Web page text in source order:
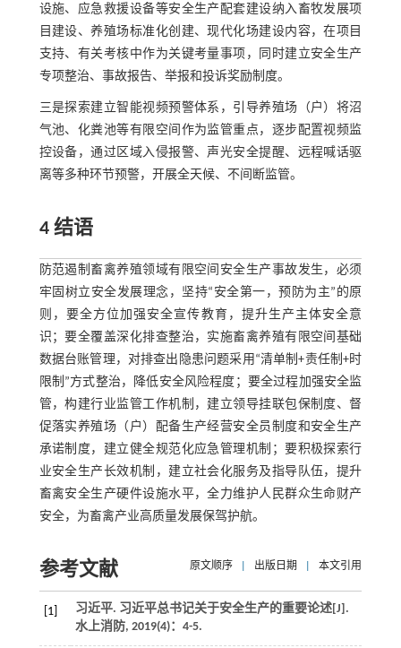
设施、应急救援设备等安全生产配套建设纳入畜牧发展项
目建设、养殖场标准化创建、现代化场建设内容，在项目
支持、有关考核中作为关键考量事项，同时建立安全生产
专项整治、事故报告、举报和投诉奖励制度。
三是探索建立智能视频预警体系，引导养殖场（户）将沼
气池、化粪池等有限空间作为监管重点，逐步配置视频监
控设备，通过区域入侵报警、声光安全提醒、远程喊话驱
离等多种环节预警，开展全天候、不间断监管。
4 结语
防范遏制畜禽养殖领域有限空间安全生产事故发生，必须
牢固树立安全发展理念，坚持“安全第一，预防为主”的原
则，要全方位加强安全宣传教育，提升生产主体安全意
识；要全覆盖深化排查整治，实施畜禽养殖有限空间基础
数据台账管理，对排查出隐患问题采用“清单制+责任制+时
限制”方式整治，降低安全风险程度；要全过程加强安全监
管，构建行业监管工作机制，建立领导挂联包保制度、督
促落实养殖场（户）配备生产经营安全员制度和安全生产
承诺制度，建立健全规范化应急管理机制；要积极探索行
业安全生产长效机制，建立社会化服务及指导队伍，提升
畜禽安全生产硬件设施水平，全力维护人民群众生命财产
安全，为畜禽产业高质量发展保驾护航。
参考文献 原文顺序 出版日期 本文引用
[1]
习近平. 习近平总书记关于安全生产的重要论述[J].
水上消防, 2019(4)：4-5.